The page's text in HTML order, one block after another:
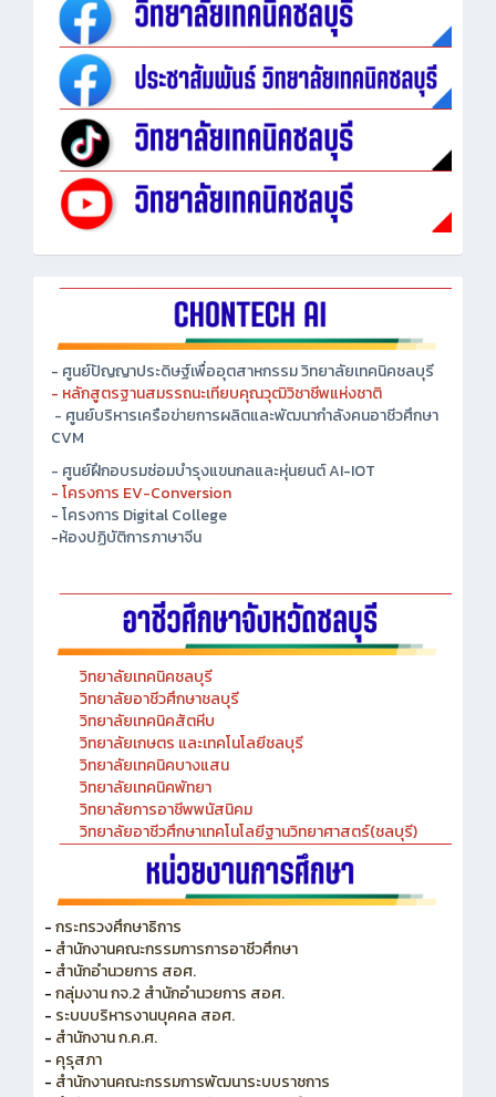
- ศูนย์ปัญญาประดิษฐ์เพื่ออุตสาหกรรม วิทยาลัยเทคนิคชลบุรี
- หลักสูตรฐานสมรรถนะเทียบคุณวุฒิวิชาชีพแห่งชาติ
- ศูนย์บริหารเครือข่ายการผลิตและพัฒนากำลังคนอาชีวศึกษา
CVM
- ศูนย์ฝึกอบรมซ่อมบำรุงแขนกลและหุ่นยนต์ AI-IOT
- โครงการ EV-Conversion
- โครงการ Digital College
วิทยาลัยเทคนิคชลบุรี
วิทยาลัยอาชีวศึกษาชลบุรี
วิทยาลัยเทคนิคสัตหีบ
วิทยาลัยเกษตร และเทคโนโลยีชลบุรี
วิทยาลัยเทคนิคบางแสน
วิทยาลัยเทคนิคพัทยา
วิทยาลัยการอาชีพพนัสนิคม
วิทยาลัยอาชีวศึกษาเทคโนโลยีฐานวิทยาศาสตร์(ชลบุรี)
- กระทรวงศึกษาธิการ
- สำนักงานคณะกรรมการการอาชีวศึกษา
- สำนักอำนวยการ สอศ.
- กลุ่มงาน กจ.2 สำนักอำนวยการ สอศ.
- ระบบบริหารงานบุคคล สอศ.
- สำนักงาน ก.ค.ศ.
- คุรุสภา